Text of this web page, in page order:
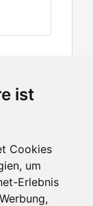
ist
Cookies
um
Erlebnis